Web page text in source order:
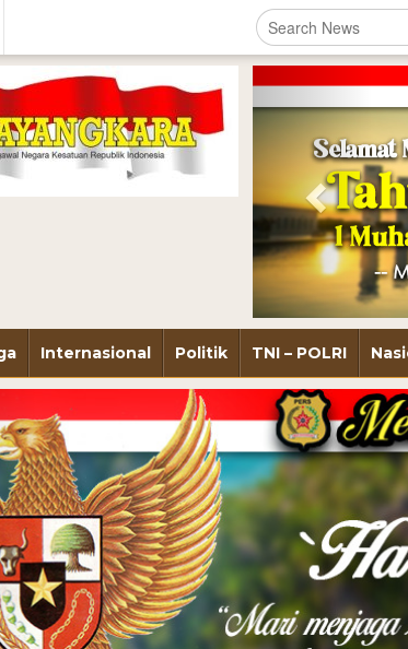
Previous
Internasional Politik TNI – POLRI